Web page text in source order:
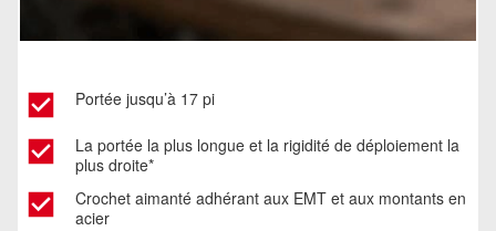
Portée jusqu’à 17 pi
La portée la plus longue et la rigidité de déploiement la
plus droite*
Crochet aimanté adhérant aux EMT et aux montants en
acier